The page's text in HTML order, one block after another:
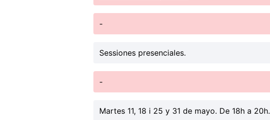
-
Sessiones presenciales.
-
Martes 11, 18 i 25 y 31 de mayo. De 18h a 20h.